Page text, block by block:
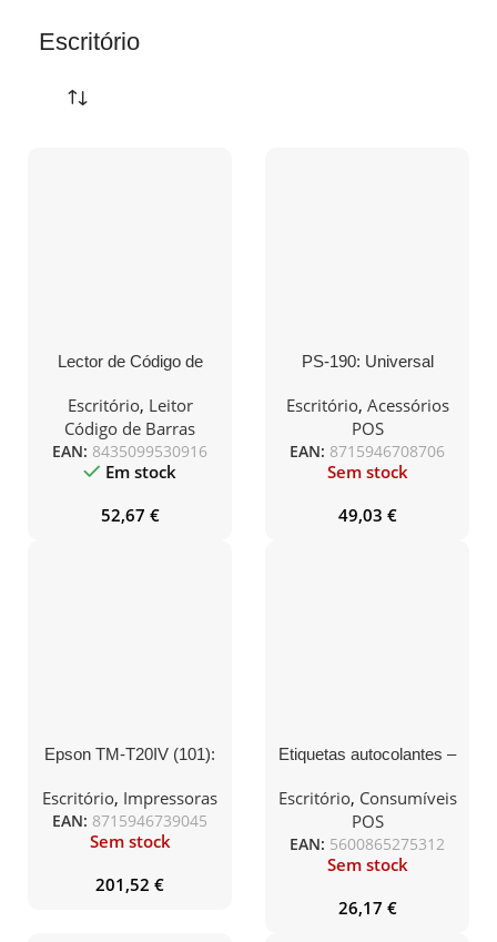
Escritório
Lector de Código de
Approx appLS20DESK+/
USB
Escritório, Leitor
Código de Barras
EAN: 8435099530916
Em stock
52,67 €
PS-190: Universal
Cable
Escritório, Acessórios
POS
EAN: 8715946708706
Sem stock
49,03 €
Epson TM-T20IV (101):
Escritório, Impressoras
EAN: 8715946739045
Sem stock
201,52 €
Etiquetas autocolantes –
1.000
Escritório, Consumíveis
POS
EAN: 5600865275312
Sem stock
26,17 €